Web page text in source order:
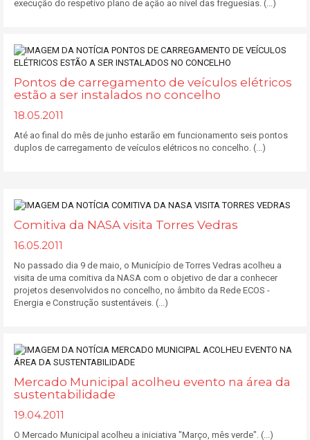
execução do respetivo plano de ação ao nível das freguesias. (...)
Pontos de carregamento de veículos elétricos
estão a ser instalados no concelho
18.05.2011
Até ao final do mês de junho estarão em funcionamento seis pontos
duplos de carregamento de veículos elétricos no concelho. (...)
Comitiva da NASA visita Torres Vedras
16.05.2011
No passado dia 9 de maio, o Município de Torres Vedras acolheu a
visita de uma comitiva da NASA com o objetivo de dar a conhecer
projetos desenvolvidos no concelho, no âmbito da Rede ECOS -
Energia e Construção sustentáveis. (...)
Mercado Municipal acolheu evento na área da
sustentabilidade
19.04.2011
O Mercado Municipal acolheu a iniciativa "Março, mês verde". (...)